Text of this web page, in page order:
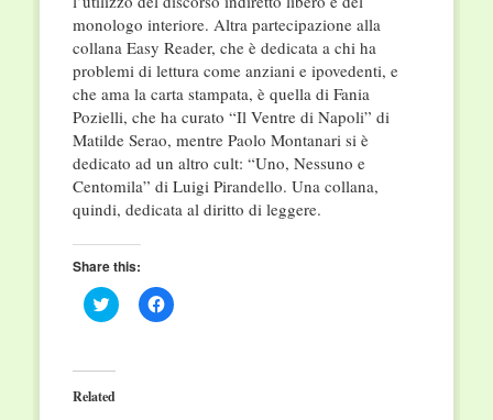
monologo interiore. Altra partecipazione alla
collana Easy Reader, che è dedicata a chi ha
problemi di lettura come anziani e ipovedenti, e
che ama la carta stampata, è quella di Fania
Pozielli, che ha curato “Il Ventre di Napoli” di
Matilde Serao, mentre Paolo Montanari si è
dedicato ad un altro cult: “Uno, Nessuno e
Centomila” di Luigi Pirandello. Una collana,
quindi, dedicata al diritto di leggere.
Share this:
Click
to
(Opens
in
new
Click
to
Related